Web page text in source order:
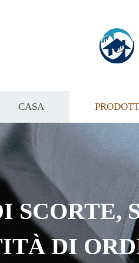
CASA
SCORTE,
DI